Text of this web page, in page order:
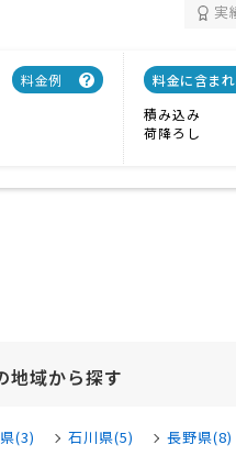
実
料金例
料金に含ま
積み込み
荷降ろし
地域から探す
(3) 石川県(5) 長野県(8)